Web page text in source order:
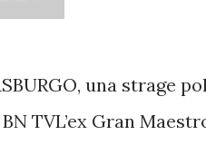
una strage
BN TVL’ex Gran